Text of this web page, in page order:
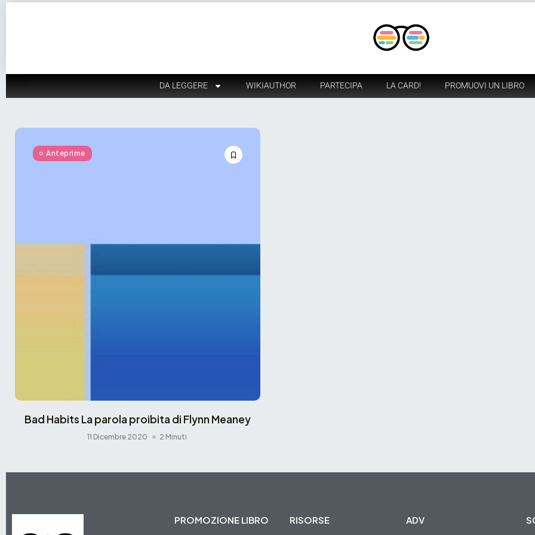
DA LEGGERE WIKIAUTHOR PARTECIPA LA CARD! PROMUOVI UN LIBRO
Anteprime
Bad Habits La parola proibita di Flynn Meaney
11 Dicembre 2020 2 Minuti
PROMOZIONE LIBRO RISORSE ADV